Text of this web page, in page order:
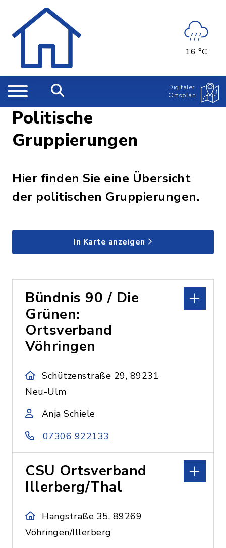
16 °C
Digitaler
Ortsplan
Politische
Gruppierungen
Hier finden Sie eine Übersicht
der politischen Gruppierungen.
In Karte anzeigen
Bündnis 90 / Die
Grünen:
Ortsverband
Vöhringen
Schützenstraße 29, 89231
Neu-Ulm
Anja Schiele
07306 922133
CSU Ortsverband
Illerberg/Thal
Hangstraße 35, 89269
Vöhringen/Illerberg